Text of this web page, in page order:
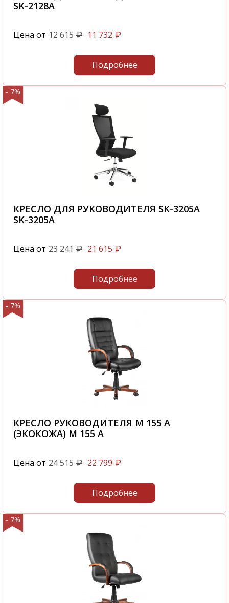
заказ Кресло руководителя Drift M EVERPROF
количества времени.
С нашей компании вы получите
качественную мебель в самые короткие
сроки.
Звоните нам по телефону
или посетите наш офис, который
располагается по адресу: г. Москва,
Походный проезд, д. 4, корп. 1, офис 602, 6-й
SK-2128A
Цена от 12 615 ₽ 11 732 ₽
Подробнее
- 7%
КРЕСЛО ДЛЯ РУКОВОДИТЕЛЯ SK-3205A
SK-3205A
Цена от 23 241 ₽ 21 615 ₽
Подробнее
- 7%
КРЕСЛО РУКОВОДИТЕЛЯ M 155 A
(ЭКОКОЖА) M 155 A
Цена от 24 515 ₽ 22 799 ₽
Подробнее
- 7%